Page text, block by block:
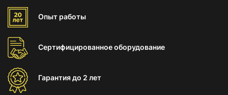
Опыт работы
Сертифицированноеоборудование
Гарантиядо 2 лет